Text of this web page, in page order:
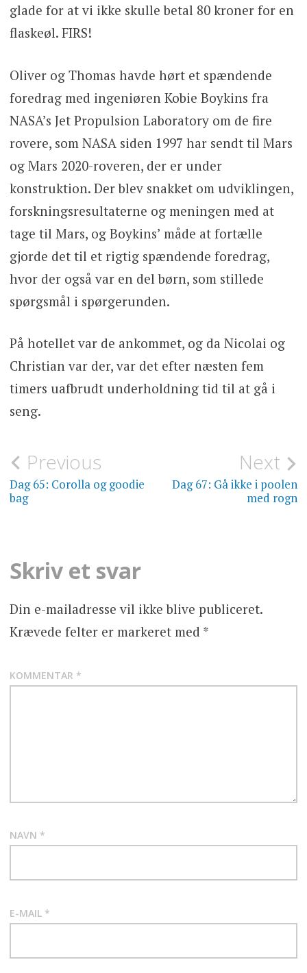
glade for at vi ikke skulle betal 80 kroner for en
flaskeøl. FIRS!
Oliver og Thomas havde hørt et spændende
foredrag med ingeniøren Kobie Boykins fra
NASA’s Jet Propulsion Laboratory om de fire
rovere, som NASA siden 1997 har sendt til Mars
og Mars 2020-roveren, der er under
konstruktion. Der blev snakket om udviklingen,
forskningsresultaterne og meningen med at
tage til Mars, og Boykins’ måde at fortælle
gjorde det til et rigtig spændende foredrag,
hvor der også var en del børn, som stillede
spørgsmål i spørgerunden.
På hotellet var de ankommet, og da Nicolai og
Christian var der, var det efter næsten fem
timers uafbrudt underholdning tid til at gå i
seng.
DAGBOG
Indlægsnavigation
Previous
Dag 65: Corolla og goodie
bag
Next
Dag 67: Gå ikke i poolen
med rogn
Skriv et svar
Din e-mailadresse vil ikke blive publiceret.
Krævede felter er markeret med *
KOMMENTAR *
NAVN *
E-MAIL *